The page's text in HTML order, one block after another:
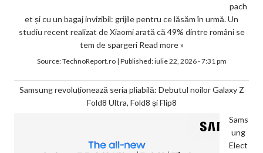
pach
et și cu un bagaj invizibil: grijile pentru ce lăsăm în urmă. Un
studiu recent realizat de Xiaomi arată că 49% dintre români se
tem de spargeri Read more »
Source:TechnoReport.ro| Published:iulie 22, 2026 - 7:31 pm
Samsung revoluționează seria pliabilă: Debutul noilor Galaxy Z
Fold8 Ultra, Fold8 și Flip8
Sams
ung
Elect